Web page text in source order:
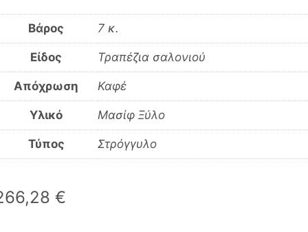
Βάρος 7 κ.
Είδος Τραπέζια σαλονιού
Απόχρωση Καφέ
Υλικό Μασίφ Ξύλο
Τύπος Στρόγγυλο
€